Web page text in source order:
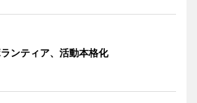
ンティア、活動本格化